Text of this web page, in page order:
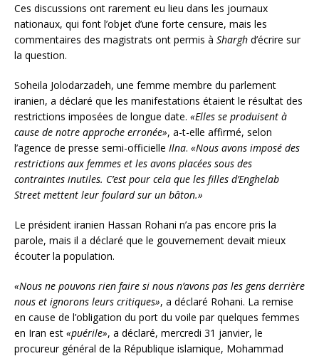
Ces discussions ont rarement eu lieu dans les journaux
nationaux, qui font l’objet d’une forte censure, mais les
commentaires des magistrats ont permis à Shargh d’écrire sur
la question.
Soheila Jolodarzadeh, une femme membre du parlement
iranien, a déclaré que les manifestations étaient le résultat des
restrictions imposées de longue date. «Elles se produisent à
cause de notre approche erronée», a-t-elle affirmé, selon
l’agence de presse semi-officielle Ilna. «Nous avons imposé des
restrictions aux femmes et les avons placées sous des
contraintes inutiles. C’est pour cela que les filles d’Enghelab
Street mettent leur foulard sur un bâton.»
Le président iranien Hassan Rohani n’a pas encore pris la
parole, mais il a déclaré que le gouvernement devait mieux
écouter la population.
«Nous ne pouvons rien faire si nous n’avons pas les gens derrière
nous et ignorons leurs critiques», a déclaré Rohani. La remise
en cause de l’obligation du port du voile par quelques femmes
en Iran est «puérile», a déclaré, mercredi 31 janvier, le
procureur général de la République islamique, Mohammad